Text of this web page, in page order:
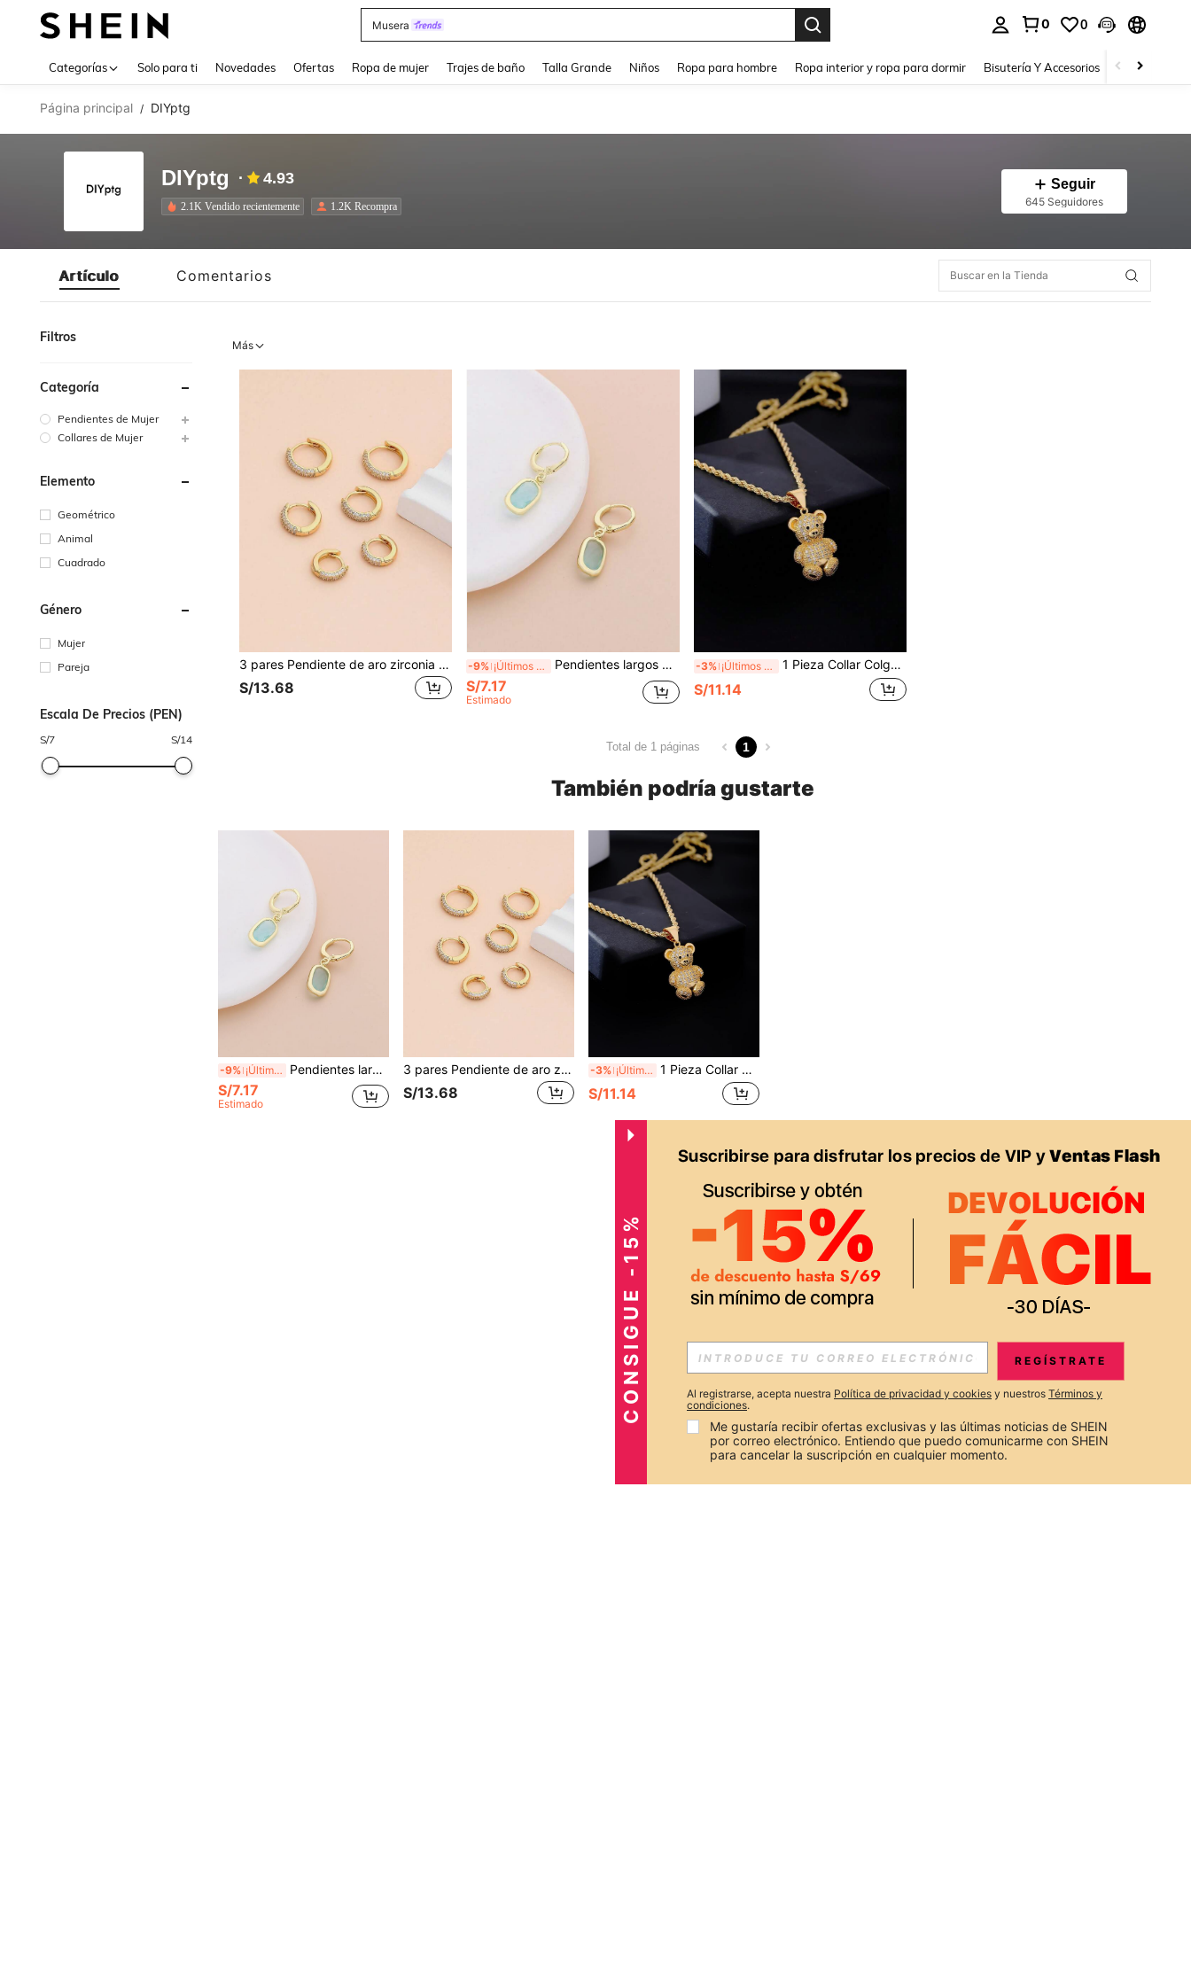
Dazy
0 0
Categorías Solo para ti Novedades Ofertas Ropa de mujer Trajes de baño Talla Grande Niños Ropa para hombre Ropa interior y ropa para dormir Bisutería Y Accesorios Zapatos
Página principal / DIYptg
DIYptg 4.93
2.1K Vendido recientemente 1.2K Recompra
Seguir
645 Seguidores
Artículo Comentarios
Filtros
Categoría
Pendientes de Mujer
Collares de Mujer
Elemento
Geométrico
Animal
Cuadrado
Género
Mujer
Pareja
Escala De Precios (PEN)
S/7 S/14
Más
3 pares Pendiente de aro zirconia cúbica
S/13.68
-9% ¡Últimos 2 días Pendientes largos zirconia cúbica
S/7.17
Estimado
-3% ¡Últimos 2 días 1 Pieza Collar Colgante Con Oso Dorado De Cobre De Moda Con Zirconia Cúbica
S/11.14
Total de 1 páginas 1
También podría gustarte
-9% ¡Últimos 2 días Pendientes largos zirconia cúbica
S/7.17
Estimado
3 pares Pendiente de aro zirconia cúbica
S/13.68
-3% ¡Últimos 2 días 1 Pieza Collar Colgante Con Oso Dorado De Cobre De Moda Con Zirconia Cúbica
S/11.14
CONSIGUE -15% REGÍSTRATE
Al registrarse, acepta nuestra Política de privacidad y cookies y nuestros Términos y
condiciones.
Me gustaría recibir ofertas exclusivas y las últimas noticias de SHEIN
por correo electrónico. Entiendo que puedo comunicarme con SHEIN
para cancelar la suscripción en cualquier momento.